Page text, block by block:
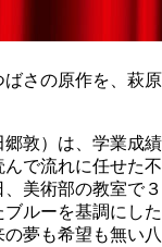
ばさの原作を、萩原
敦）は、学業成績
で流れに任せた不
美術部の教室で３
ルーを基調にした
夢も希望も無い八